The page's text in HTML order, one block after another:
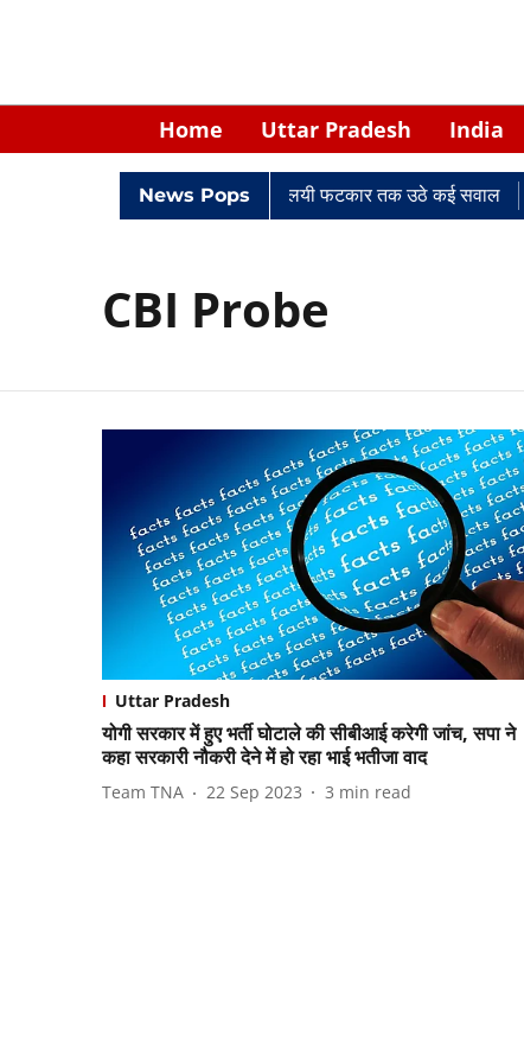
Home Uttar Pradesh India
News Pops
में घिरे केपी सिंह: नियुक्ति से लेकर न्यायालयी फटकार तक उठे कई सवाल
CBI Probe
Uttar Pradesh
योगी सरकार में हुए भर्ती घोटाले की सीबीआई करेगी जांच, सपा ने
कहा सरकारी नौकरी देने में हो रहा भाई भतीजा वाद
Team TNA 22 Sep 2023 3 min read